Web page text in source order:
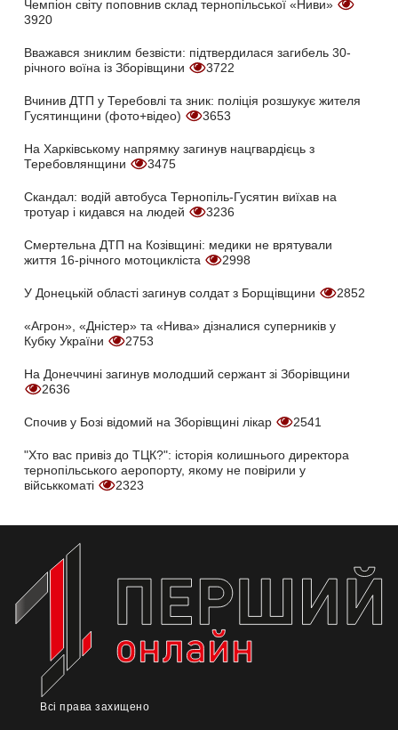
Чемпіон світу поповнив склад тернопільської «Ниви»
3920
Вважався зниклим безвісти: підтвердилася загибель 30-
річного воїна із Зборівщини
3722
Вчинив ДТП у Теребовлі та зник: поліція розшукує жителя
Гусятинщини (фото+відео)
3653
На Харківському напрямку загинув нацгвардієць з
Теребовлянщини
3475
Скандал: водій автобуса Тернопіль-Гусятин виїхав на
тротуар і кидався на людей
3236
Смертельна ДТП на Козівщині: медики не врятували
життя 16-річного мотоцикліста
2998
У Донецькій області загинув солдат з Борщівщини 2852
«Агрон», «Дністер» та «Нива» дізналися суперників у
Кубку України
2753
На Донеччині загинув молодший сержант зі Зборівщини
2636
Спочив у Бозі відомий на Зборівщині лікар 2541
"Хто вас привіз до ТЦК?": історія колишнього директора
тернопільського аеропорту, якому не повірили у
військкоматі
2323
Всі права захищено